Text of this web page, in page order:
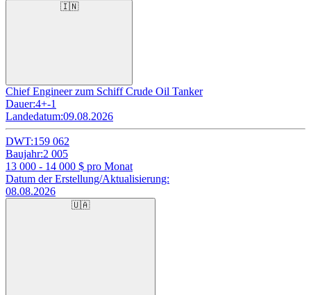
🇮🇳
Chief Engineer zum Schiff Crude Oil Tanker
Dauer:4+-1
Landedatum:09.08.2026
DWT:159 062
Baujahr:2 005
13 000 - 14 000 $ pro Monat
Datum der Erstellung/Aktualisierung:
08.08.2026
🇺🇦